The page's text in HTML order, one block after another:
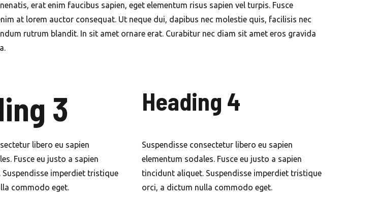
erat enim faucibus sapien, eget elementum risus sapien vel turpis. Fusce
at lorem auctor consequat. Ut neque dui, dapibus nec molestie quis, facilisis nec
rutrum blandit. In sit amet ornare erat. Curabitur nec diam sit amet eros gravida
3 Heading 4
libero eu sapien
Fusce eu justo a sapien
imperdiet tristique
commodo eget.
Suspendisse consectetur libero eu sapien
elementum sodales. Fusce eu justo a sapien
tincidunt aliquet. Suspendisse imperdiet tristique
orci, a dictum nulla commodo eget.